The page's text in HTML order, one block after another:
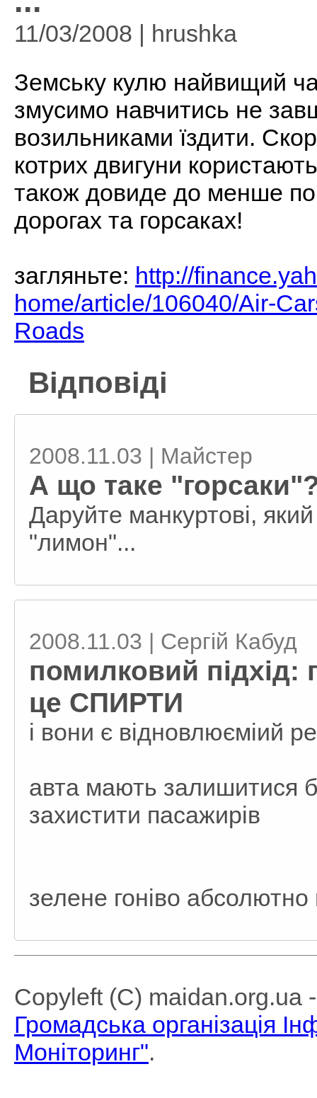
11/03/2008 | hrushka
Земську кулю найвищий
змусимо навчитись не
возильниками їздити.
котрих двигуни
також довиде до менше
дорогах та горсаках!
загляньте: http://
home/article/106040/Air-
Roads
Відповіді
2008.11.03 | Майстер
А що таке
Даруйте манкуртові,
"лимон"...
2008.11.03 | Сергій Кабуд
помилковий підхід:
це СПИРТИ
і вони є відновлюєміий
авта мають залишитися
захистити пасажирів
зелене гоніво
Copyleft (C) maidan.org.ua
Громадська організація
Моніторинг".